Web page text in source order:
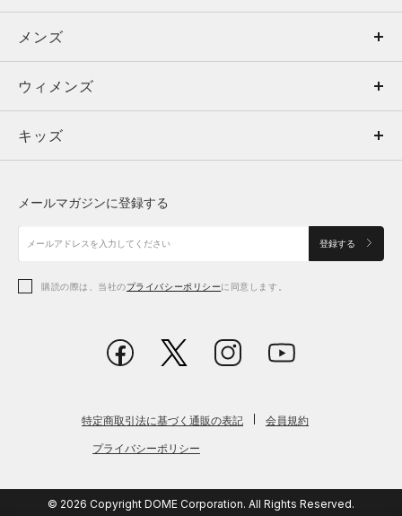
メンズ
ウィメンズ
キッズ
アクセサリー
メンズ
トップス
ボトムス
アクセサリー
ウィメンズ
トップス
シューズ
アクセサリー
キッズ
シューズ
メールマガジンに登録する
登録する
購読の際は、当社のプライバシーポリシーに同意します。
特定商取引法に基づく通販の表記 会員規約
プライバシーポリシー
© 2026 Copyright DOME Corporation. All Rights Reserved.